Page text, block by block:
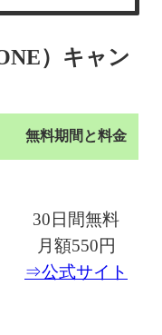
）キャン
無料期間と料金
30日間無料
月額550円
⇒公式サイト